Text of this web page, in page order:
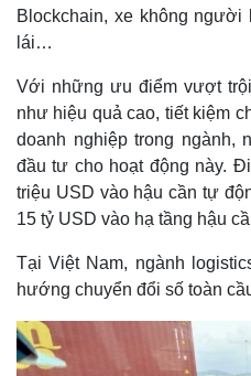
Blockchain, xe không
lái…
Với những ưu điểm vượt
như hiệu quả cao, tiết kiệm
doanh nghiệp trong ngành,
đầu tư cho hoạt động này.
triệu USD vào hậu cần tự
15 tỷ USD vào hạ tầng hậu
Tại Việt Nam, ngành
hướng chuyển đổi số toàn